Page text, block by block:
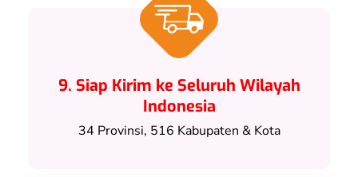
9. Siap Kirim ke Seluruh Wilayah
Indonesia
34 Provinsi, 516 Kabupaten & Kota